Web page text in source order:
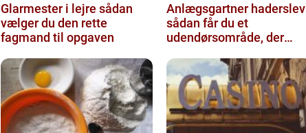
Glarmester i lejre sådan
vælger du den rette
fagmand til opgaven
Anlægsgartner haderslev
sådan får du et
udendørsområde, der